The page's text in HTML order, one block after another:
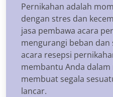
Pernikahan adalah
dengan stres dan
jasa pembawa acara
mengurangi beban
acara resepsi
membantu Anda
membuat segala
lancar.